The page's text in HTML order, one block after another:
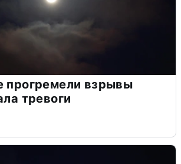
прогремели взрывы
тревоги